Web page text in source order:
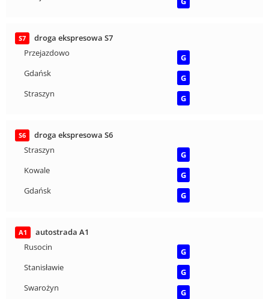
S7
droga ekspresowa S7
Przejazdowo
G
Gdańsk
G
Straszyn
G
S6
droga ekspresowa S6
Straszyn
G
Kowale
G
Gdańsk
G
A1
autostrada A1
Rusocin
G
Stanisławie
G
Swarożyn
G